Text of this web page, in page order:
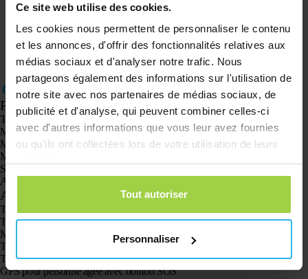
Ce site web utilise des cookies.
Les cookies nous permettent de personnaliser le contenu
et les annonces, d'offrir des fonctionnalités relatives aux
médias sociaux et d'analyser notre trafic. Nous
partageons également des informations sur l'utilisation de
notre site avec nos partenaires de médias sociaux, de
publicité et d'analyse, qui peuvent combiner celles-ci
avec d'autres informations que vous leur avez fournies
ou qu'ils ont collectées lors de votre utilisation de leurs
Tout autoriser
Personnaliser
Produits
Traceur GPS Spotter X10
Montre GPS Spotter Senior
Montre GPS Spotter Explorer
Montre GPS Spotter pour enfants
Spotter CatX
Animal Spotter
Applications
Traceurs GPS
Traceur GPS pour enfants
Montres GPS pour enfants
Traceur GPS pour chats
Traceur GPS pour chiens
GPS pour personne agée avec bouton SOS